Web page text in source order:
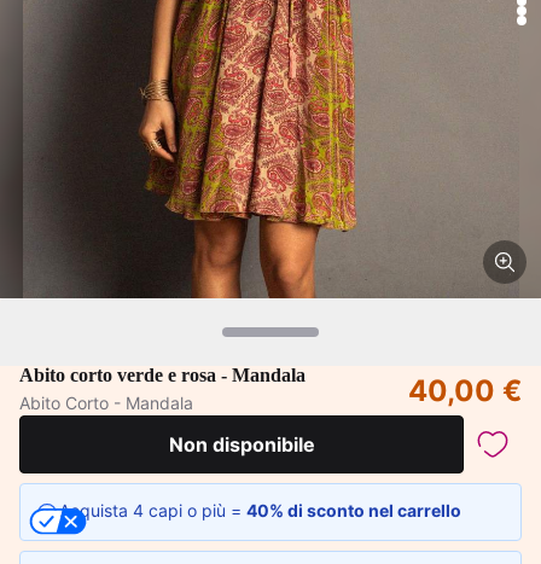
Abito corto verde e rosa - Mandala
Abito Corto - Mandala
40,00 €
Non disponibile
Acquista 4 capi o più = 40% di sconto nel carrello